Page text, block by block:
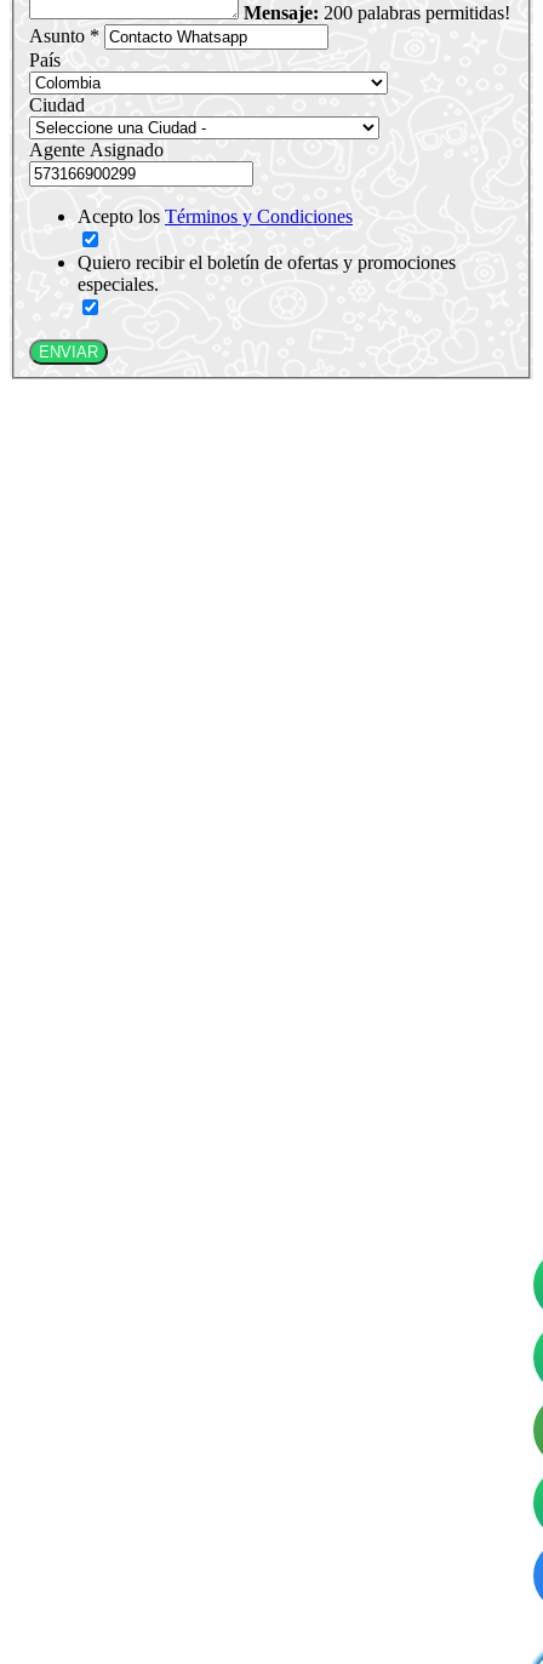
Mensaje: 200 palabras permitidas!
Asunto *
País
Ciudad
Agente Asignado
Acepto los Términos y Condiciones
Quiero recibir el boletín de ofertas y promociones
especiales.
ENVIAR